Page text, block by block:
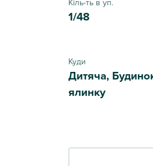
1/48
Куди
Дитяча,
ялинку